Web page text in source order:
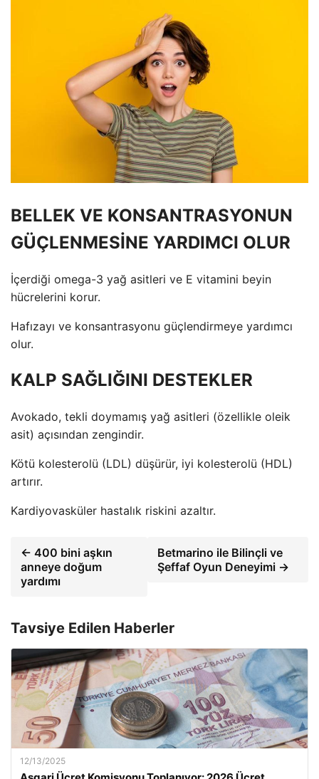
BELLEK VE KONSANTRASYONUN
GÜÇLENMESİNE YARDIMCI OLUR
İçerdiği omega-3 yağ asitleri ve E vitamini beyin
hücrelerini korur.
Hafızayı ve konsantrasyonu güçlendirmeye yardımcı
olur.
KALP SAĞLIĞINI DESTEKLER
Avokado, tekli doymamış yağ asitleri (özellikle oleik
asit) açısından zengindir.
Kötü kolesterolü (LDL) düşürür, iyi kolesterolü (HDL)
artırır.
Kardiyovasküler hastalık riskini azaltır.
← 400 bini aşkın
anneye doğum
yardımı
Betmarino ile Bilinçli ve
Şeffaf Oyun Deneyimi →
Tavsiye Edilen Haberler
12/13/2025